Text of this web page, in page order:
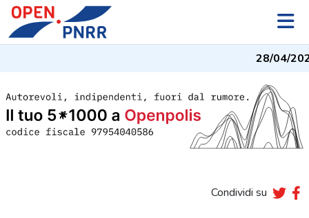
28/04/
Condividi su